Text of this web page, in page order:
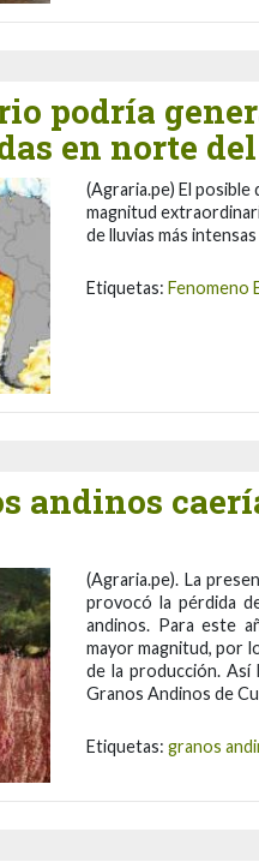
podría
en norte
(Agraria.pe) El
magnitud
de lluvias más
Etiquetas: Fenomeno
andinos
(Agraria.pe). La
provocó la pérdida
andinos. Para este
mayor magnitud, por
de la producción. Así
Granos Andinos de
Etiquetas: granos